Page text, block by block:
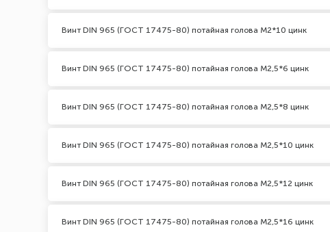
Винт DIN 965 (ГОСТ 17475-80) потайная голова М2*10 цинк
Винт DIN 965 (ГОСТ 17475-80) потайная голова М2,5*6 цинк
Винт DIN 965 (ГОСТ 17475-80) потайная голова М2,5*8 цинк
Винт DIN 965 (ГОСТ 17475-80) потайная голова М2,5*10 цинк
Винт DIN 965 (ГОСТ 17475-80) потайная голова М2,5*12 цинк
Винт DIN 965 (ГОСТ 17475-80) потайная голова М2,5*16 цинк